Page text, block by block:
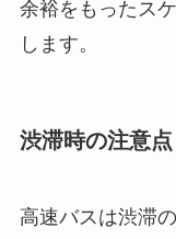
余裕をもったス
します。
渋滞時の注意点
高速バスは渋滞